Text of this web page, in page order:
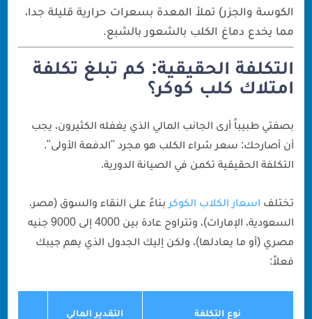
الكوسة والجزر) تملأ المعدة بسعرات حرارية قليلة جدا،
مما يخدع دماغ الكلب بالشعور بالشبع.
التكلفة الحقيقية: كم تبلغ تكلفة
امتلاك كلب كوكر؟
بصفتي طبيباً أرى الجانب المالي الذي يغفله الكثيرون، يجب
أن أصارحك: سعر شراء الكلب هو مجرد "الدفعة الأولى".
التكلفة الحقيقية تكمن في الصيانة الدورية.
تختلف اسعار الكلاب الكوكر بناءً على النقاء والسوق (مصر،
السعودية، الإمارات)، وتتراوح عادة بين 4000 إلى 9000 جنيه
مصري (أو ما يعادلها)، ولكن إليك الجدول الذي يهم جيبك
فعلاً:
نوع التكلفة التقدير المالي